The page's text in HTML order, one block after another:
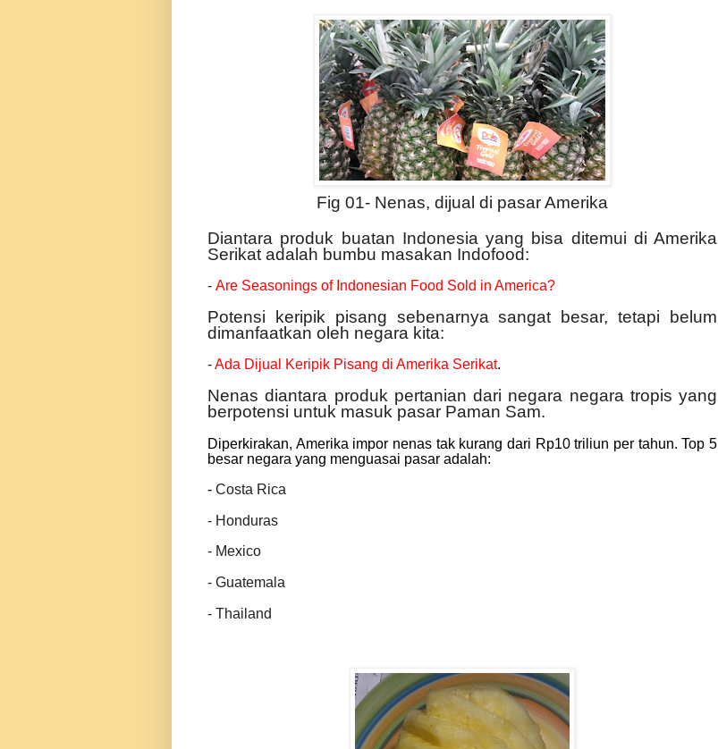
Fig 01- Nenas, dijual di pasar Amerika
Diantara produk buatan Indonesia yang bisa ditemui di Amerika
Serikat adalah bumbu masakan Indofood:
- Are Seasonings of Indonesian Food Sold in America?
Potensi keripik pisang sebenarnya sangat besar, tetapi belum
dimanfaatkan oleh negara kita:
-Ada Dijual Keripik Pisang di Amerika Serikat.
Nenas diantara produk pertanian dari negara negara tropis yang
berpotensi untuk masuk pasar Paman Sam.
Diperkirakan, Amerika impor nenas tak kurang dari Rp10 triliun per tahun. Top 5
besar negara yang menguasai pasar adalah:
- Costa Rica
- Honduras
- Mexico
- Guatemala
- Thailand